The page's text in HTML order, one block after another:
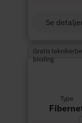
Se
Gratis
binding
Type